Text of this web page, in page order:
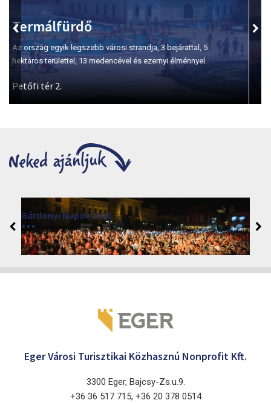
Szépasszony-völgy
A borkóstolás első számú helyszíne Egerben.
Márai Központ 2026
2026. június 19. - 2026. augusztus 28.
Márai Központ, Eger 3300, Szépasszony-völgy 35.
Eger Városi Turisztikai Közhasznú Nonprofit Kft.
3300 Eger, Bajcsy-Zs.u.9.
+36 36 517 715, +36 20 378 0514